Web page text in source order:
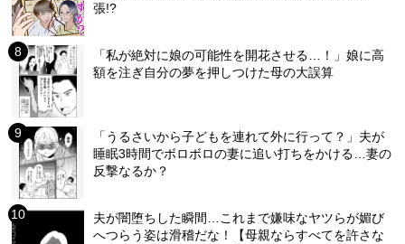
張!?
「私が絶対に娘の可能性を開花させる…！」娘に高
額を注ぎ自分の夢を押しつけた母の大誤算
「うるさいから子どもを連れて外に行って？」夫が
睡眠3時間でボロボロの妻に追い打ちをかける…妻の
反撃なるか？
夫が闇堕ちした瞬間…これまで嫌味なヤツらが媚び
へつらう姿は滑稽だな！【母親ならすべてを許さな